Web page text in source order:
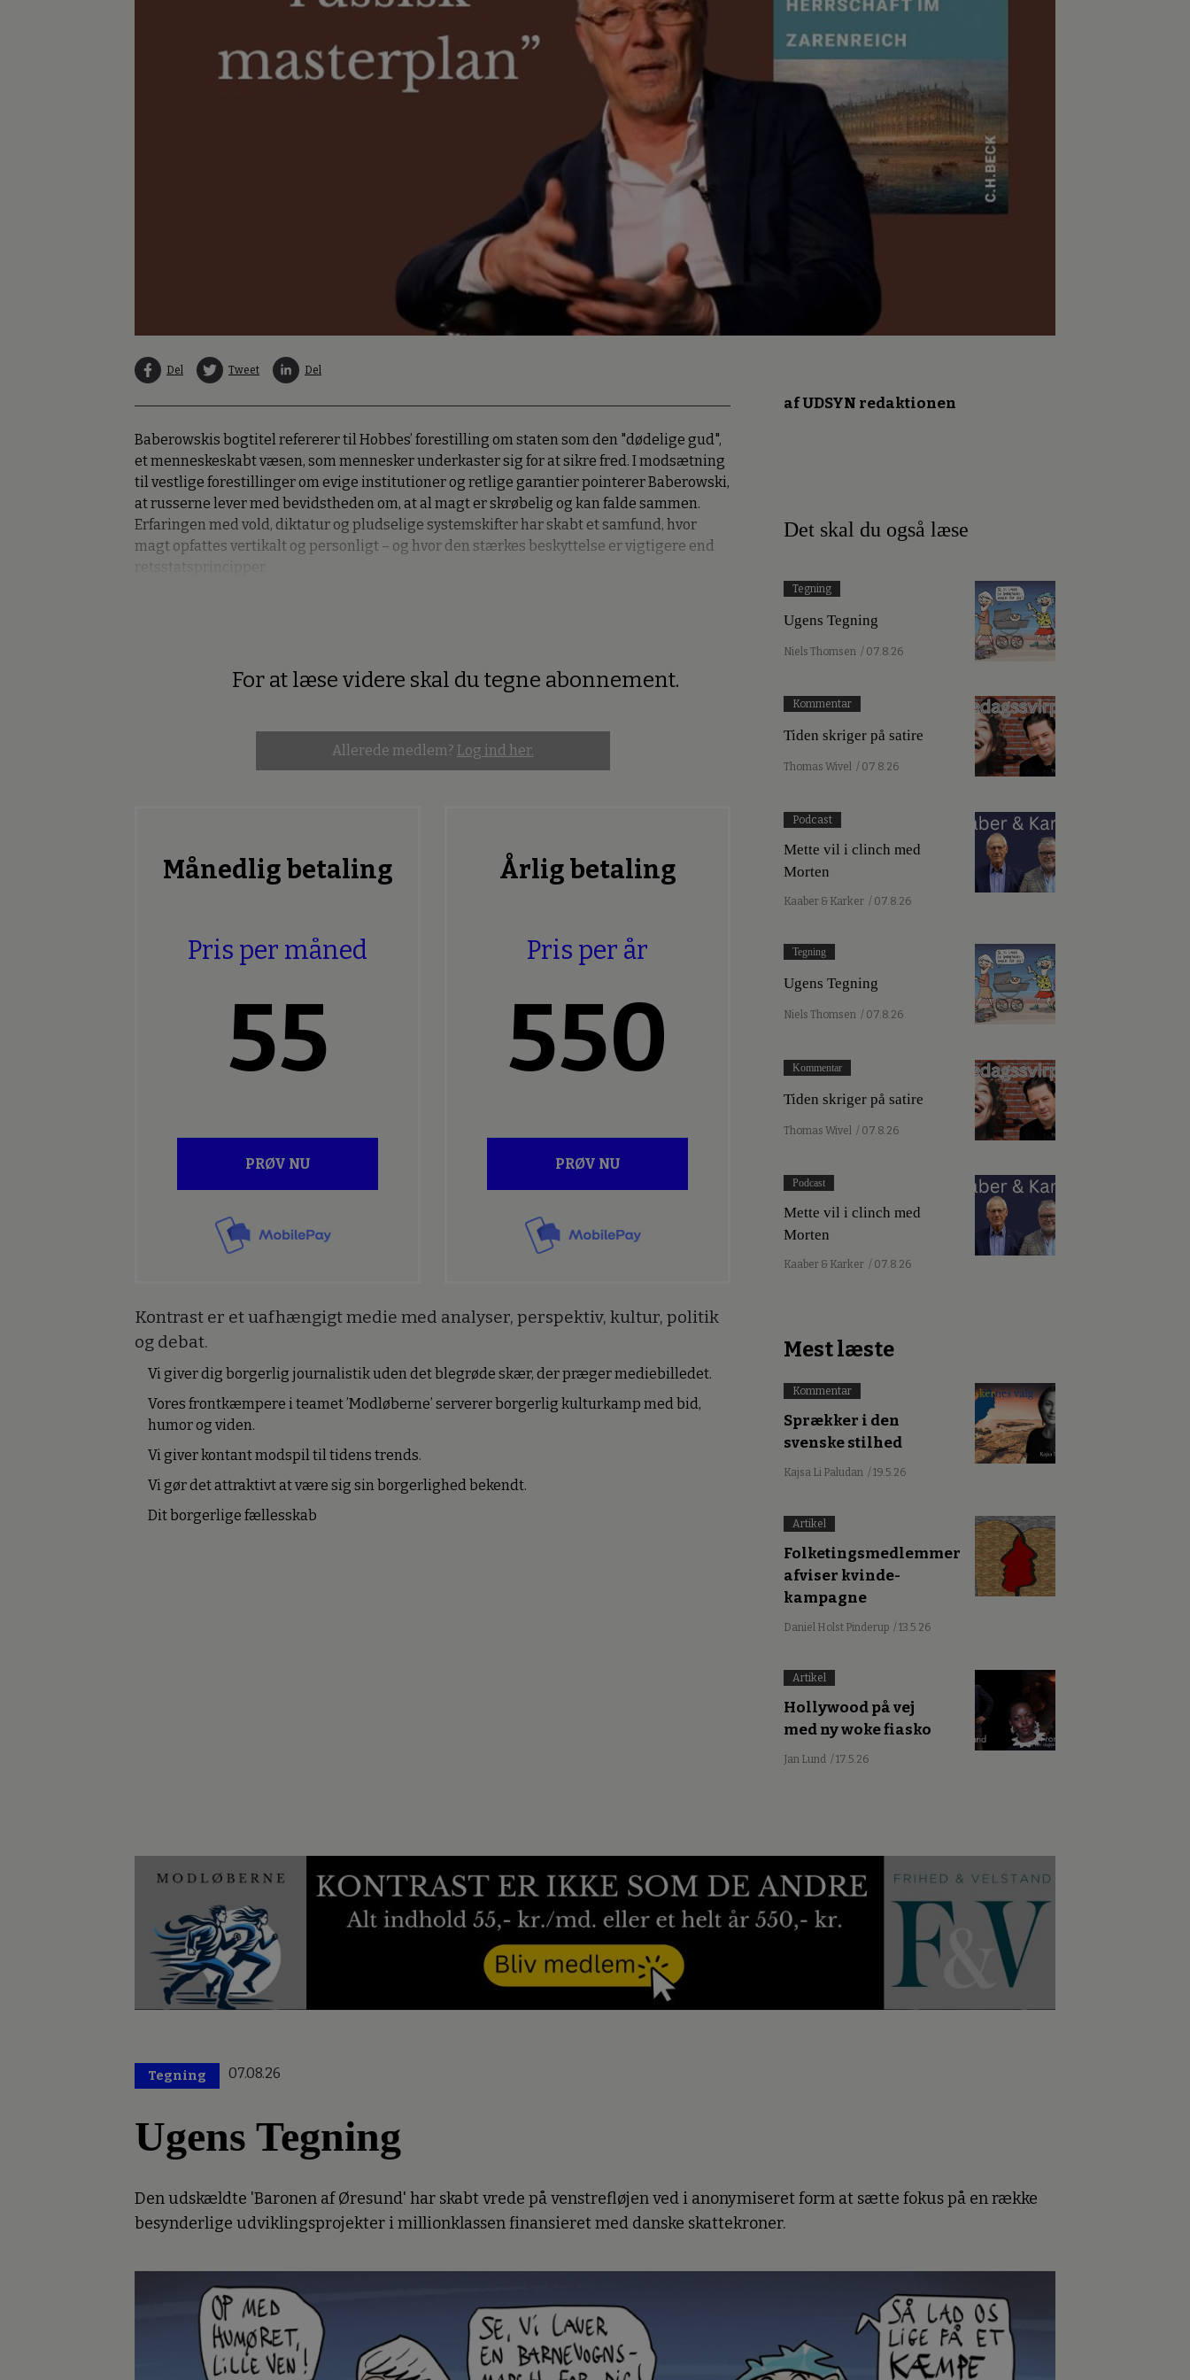
Del Tweet Del
Baberowskis bogtitel refererer til Hobbes’ forestilling om staten som den "dødelige gud",
et menneskeskabt væsen, som mennesker underkaster sig for at sikre fred. I modsætning
til vestlige forestillinger om evige institutioner og retlige garantier pointerer Baberowski,
at russerne lever med bevidstheden om, at al magt er skrøbelig og kan falde sammen.
Erfaringen med vold, diktatur og pludselige systemskifter har skabt et samfund, hvor
magt opfattes vertikalt og personligt – og hvor den stærkes beskyttelse er vigtigere end
retsstatsprincipper.
PremiumFor at læse videre skal du tegne abonnement.
Allerede medlem? Log ind her.
Månedlig betaling
Pris per måned
55
PRØV NU
Årlig betaling
Pris per år
550
PRØV NU
Kontrast er et uafhængigt medie med analyser, perspektiv, kultur, politik
og debat.
Vi giver dig borgerlig journalistik uden det blegrøde skær, der præger mediebilledet.
Vores frontkæmpere i teamet ’Modløberne’ serverer borgerlig kulturkamp med bid,
humor og viden.
Vi giver kontant modspil til tidens trends.
Vi gør det attraktivt at være sig sin borgerlighed bekendt.
Dit borgerlige fællesskab
af UDSYN redaktionen
Det skal du også læse
Tegning
Ugens Tegning
Niels Thomsen / 07.8.26
Kommentar
Tiden skriger på satire
Thomas Wivel / 07.8.26
Podcast
Mette vil i clinch med
Morten
Kaaber & Karker / 07.8.26
Tegning
Ugens Tegning
Niels Thomsen / 07.8.26
Kommentar
Tiden skriger på satire
Thomas Wivel / 07.8.26
Podcast
Mette vil i clinch med
Morten
Kaaber & Karker / 07.8.26
Mest læste
Kommentar
Sprækker i den
svenske stilhed
Kajsa Li Paludan / 19.5.26
Artikel
Folketingsmedlemmer
afviser kvinde-
kampagne
Daniel Holst Pinderup / 13.5.26
Artikel
Hollywood på vej
med ny woke fiasko
Jan Lund / 17.5.26
Tegning 07.08.26
Ugens Tegning
Den udskældte 'Baronen af Øresund' har skabt vrede på venstrefløjen ved i anonymiseret form at sætte fokus på en række
besynderlige udviklingsprojekter i millionklassen finansieret med danske skattekroner.